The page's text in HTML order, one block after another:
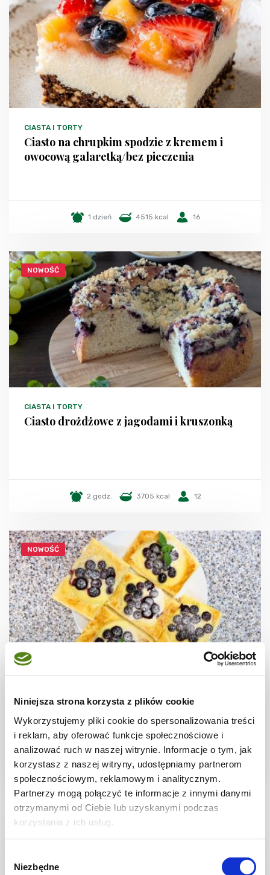
Niniejsza strona korzysta z plików cookie
Wykorzystujemy pliki cookie do spersonalizowania treści
i reklam, aby oferować funkcje społecznościowe i
analizować ruch w naszej witrynie. Informacje o tym, jak
korzystasz z naszej witryny, udostępniamy partnerom
społecznościowym, reklamowym i analitycznym.
Partnerzy mogą połączyć te informacje z innymi danymi
otrzymanymi od Ciebie lub uzyskanymi podczas
korzystania z ich usług.
zgody
Niezbędne
CIASTA I TORTY
Ciasto na chrupkim spodzie z kremem i
owocową galaretką/bez pieczenia
1 dzień 4515 kcal 16
NOWOŚĆ
CIASTA I TORTY
Ciasto drożdżowe z jagodami i kruszonką
2 godz. 3705 kcal 12
NOWOŚĆ
Ciastka francuskie z borówkami + film
30 min. 1531 kcal 8